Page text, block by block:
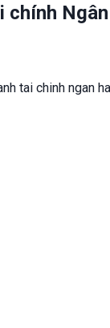
chính Ngân